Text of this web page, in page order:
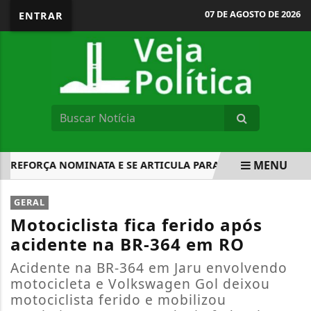
ENTRAR 07 DE AGOSTO DE 2026
NOMINATA E SE ARTICULA PARA ELEIÇÕES DE 2026
EM ALTA
MENU
GERAL
Motociclista fica ferido após
acidente na BR-364 em RO
Acidente na BR-364 em Jaru envolvendo
motocicleta e Volkswagen Gol deixou
motociclista ferido e mobilizou